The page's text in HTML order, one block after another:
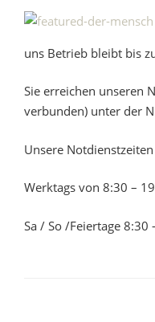
uns Betrieb bleibt bis
Sie erreichen unseren
verbunden) unter der
Unsere
Werktags von 8:30 –
Sa / So /Feiertage 8:30